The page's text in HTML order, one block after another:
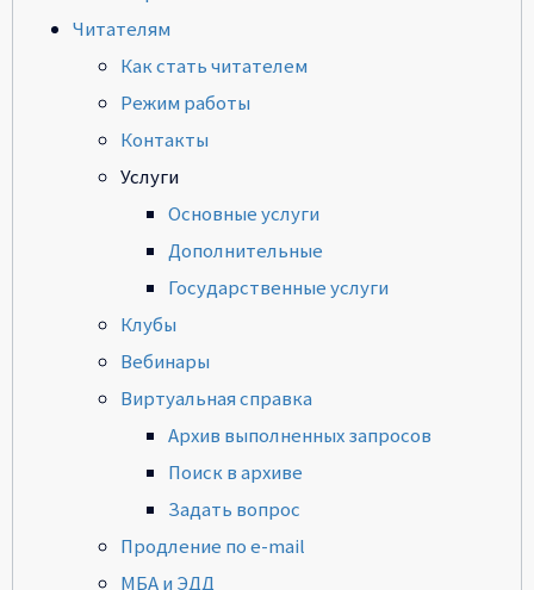
Читателям
Как стать читателем
Режим работы
Контакты
Услуги
Основные услуги
Дополнительные
Государственные услуги
Клубы
Вебинары
Виртуальная справка
Архив выполненных запросов
Поиск в архиве
Задать вопрос
Продление по e-mail
МБА и ЭДД